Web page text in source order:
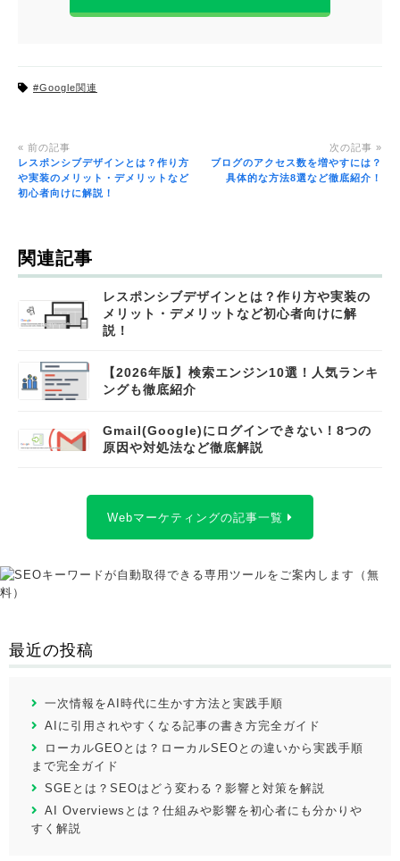
#Google関連
« 前の記事
レスポンシブデザインとは？作り方
や実装のメリット・デメリットなど
初心者向けに解説！
次の記事 »
ブログのアクセス数を増やすには？
具体的な方法8選など徹底紹介！
関連記事
レスポンシブデザインとは？作り方や実装の
メリット・デメリットなど初心者向けに解
説！
【2026年版】検索エンジン10選！人気ランキ
ングも徹底紹介
Gmail(Google)にログインできない！8つの
原因や対処法など徹底解説
Webマーケティングの記事一覧
最近の投稿
一次情報をAI時代に生かす方法と実践手順
AIに引用されやすくなる記事の書き方完全ガイド
ローカルGEOとは？ローカルSEOとの違いから実践手順
まで完全ガイド
SGEとは？SEOはどう変わる？影響と対策を解説
AI Overviewsとは？仕組みや影響を初心者にも分かりや
すく解説